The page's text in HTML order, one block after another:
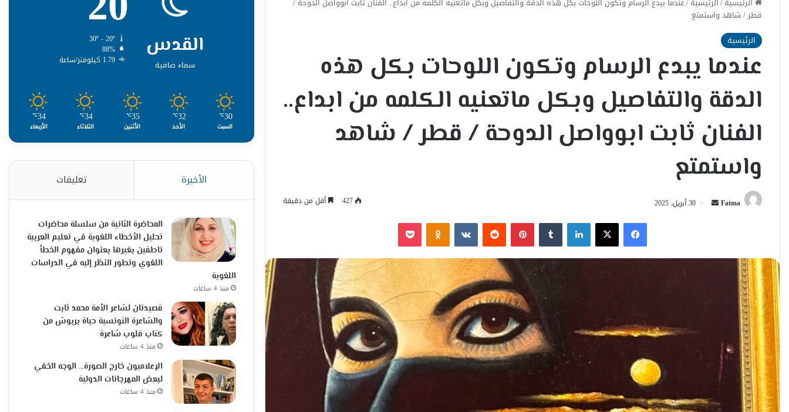
قطر / شاهد واستمتع
الرئيسية
عندما يبدع الرسام وتكون اللوحات بكل هذه
الدقة والتفاصيل وبكل ماتعنيه الكلمه من ابداع..
الفنان ثابت ابوواصل الدوحة / قطر / شاهد
واستمتع
Fatma
أرسل 30 أبريل، 2025 427 أقل من دقيقة
فيسبوك‫X لينكدإن بينتيريست Odnoklassniki
‫Pocket
القدس
سماء صافية
30º - 20º
88%
1.79 كيلومتر/ساعة
30
℃
السبت
32
℃
الأحد
35
℃
الأثنين
34
℃
الثلاثاء
34
℃
الأربعاء
الأخيرة تعليقات
المحاضرة الثانية من سلسلة محاضرات
تحليل الأخطاء اللغوية في تعليم العربية
ناطقين بغيرها بعنوان مفهوم الخطأ
اللغوي وتطور النظر إليه في الدراسات
اللغوية
منذ 4 ساعات
قصيدتان لشاعر الأمة محمد ثابت
والشاعرة التونسية حياة بربوش من
كتاب قلوب شاعرة
منذ 4 ساعات
الإعلاميون خارج الصورة… الوجه الخفي
لبعض المهرجانات الدولية
منذ 4 ساعات